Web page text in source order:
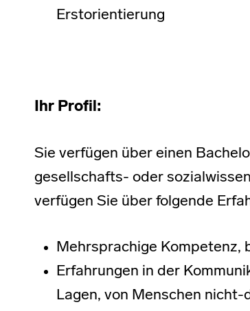
Erstorientierung
Ihr Profil:
Sie verfügen über einen
gesellschafts- oder
verfügen Sie über folgende
Mehrsprachige Kompetenz,
Erfahrungen in der
Lagen, von Menschen